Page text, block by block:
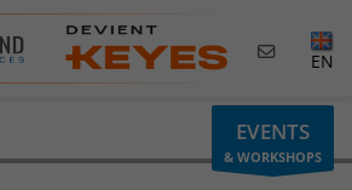
nous
EN
EVENTS
& WORKSHOPS